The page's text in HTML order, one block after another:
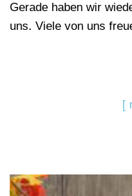
Gerade haben wir
uns. Viele von uns
[